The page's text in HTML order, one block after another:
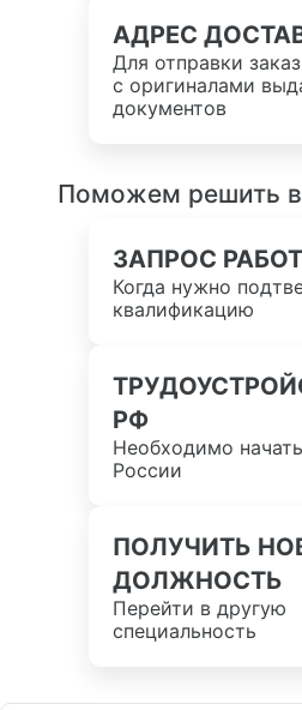
АДРЕС
Для отправки
с оригиналами
документов
Поможем решить
ЗАПРОС
Когда нужно
квалификацию
РФ
Необходимо
России
ПОЛУЧИТЬ
ДОЛЖНОСТЬ
Перейти в другую
специальность